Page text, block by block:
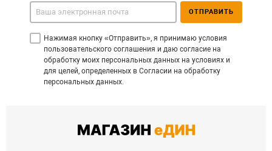
Нажимая кнопку «Отправить», я принимаю условия
пользовательского соглашения и даю согласие на
обработку моих персональных данных на условиях и
для целей, определенных в Согласии на обработку
персональных данных.
ОТПРАВИТЬ